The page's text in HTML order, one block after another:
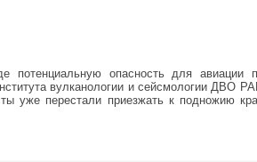
потенциальную опасность для авиации
вулканологии и сейсмологии ДВО
уже перестали приезжать к подножию